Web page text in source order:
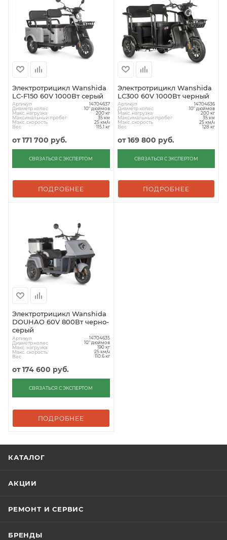
Электротрицикл Wanshida
LC-F150 60V 1000Вт серый
Артикул 14704637
Диаметр колес 10" дюймов
Макс. нагрузка 200 кг
Максимальный пробег 35 км
Макс. скорость 25 км/ч
Вес 115.1 кг
от171 700 руб.
СВЯЗАТЬСЯ С ЭКСПЕРТОМ
ПОДРОБНЕЕ
Электротрицикл Wanshida
LC300 60V 1000Вт черный
Артикул 14704636
Диаметр колес 10" дюймов
Макс. нагрузка 200 кг
Максимальный пробег 35 км
Макс. скорость 25 км/ч
Вес 128 кг
от169 800 руб.
СВЯЗАТЬСЯ С ЭКСПЕРТОМ
ПОДРОБНЕЕ
Электротрицикл Wanshida
DOUHAO 60V 800Вт черно-
серый
Артикул 14704635
Диаметр колес 10" дюймов
Макс. нагрузка 190 кг
Макс. скорость 25 км/ч
Вес 110.6 кг
от174 600 руб.
СВЯЗАТЬСЯ С ЭКСПЕРТОМ
ПОДРОБНЕЕ
КАТАЛОГ
АКЦИИ
РЕМОНТ И СЕРВИС
БРЕНДЫ